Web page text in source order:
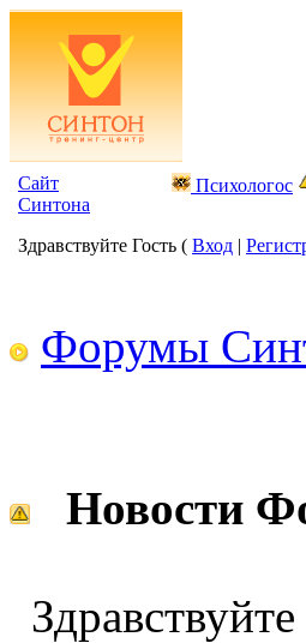
Сайт
Синтона
Психологос
Здравствуйте Гость ( Вход |
Форумы
Новости